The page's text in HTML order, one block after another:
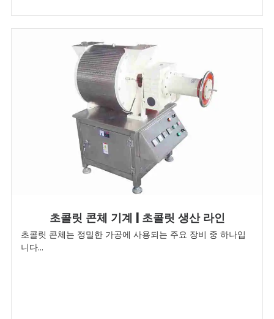
초콜릿 콘체 기계 | 초콜릿 생산 라인
초콜릿 콘체는 정밀한 가공에 사용되는 주요 장비 중 하나입
니다...